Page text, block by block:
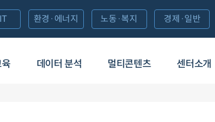
데이터 분석 멀티콘텐츠 센터소개
환경·에너지 노동·복지 경제·일반